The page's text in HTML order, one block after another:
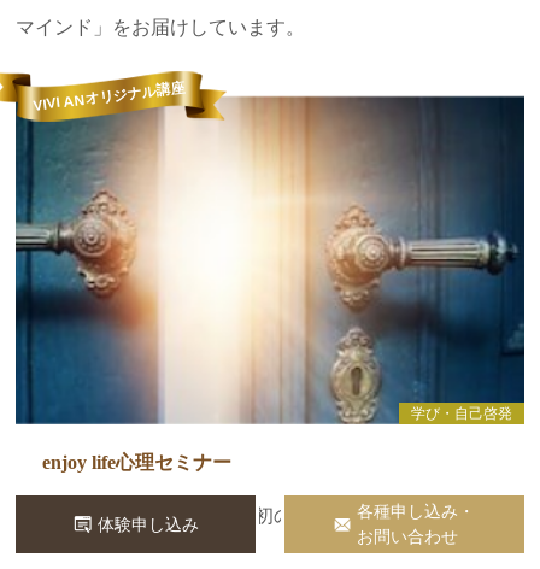
マインド」をお届けしています。
VIVI ANオリジナル講座
学び・自己啓発
enjoy life心理セミナー
人生の流れに気づく、最初の一歩
体験申し込み
各種申し込み・
お問い合わせ